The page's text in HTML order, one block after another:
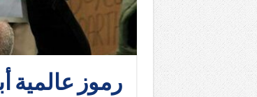
رموز عالمية